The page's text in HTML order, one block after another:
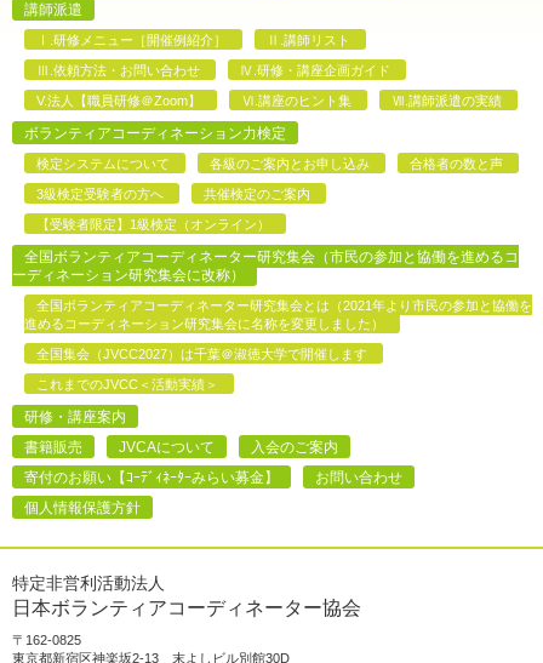
講師派遣
Ⅰ.研修メニュー［開催例紹介］ Ⅱ.講師リスト
Ⅲ.依頼方法・お問い合わせ Ⅳ.研修・講座企画ガイド
V.法人【職員研修＠Zoom】 Ⅵ.講座のヒント集 Ⅶ.講師派遣の実績
ボランティアコーディネーション力検定
検定システムについて 各級のご案内とお申し込み 合格者の数と声
3級検定受験者の方へ 共催検定のご案内
【受験者限定】1級検定（オンライン）
全国ボランティアコーディネーター研究集会（市民の参加と協働を進めるコ
ーディネーション研究集会に改称）
全国ボランティアコーディネーター研究集会とは（2021年より市民の参加と協働を
進めるコーディネーション研究集会に名称を変更しました）
全国集会（JVCC2027）は千葉＠淑徳大学で開催します
これまでのJVCC＜活動実績＞
研修・講座案内
書籍販売
JVCAについて
入会のご案内
寄付のお願い【ｺｰﾃﾞｨﾈｰﾀｰみらい募金】
お問い合わせ
個人情報保護方針
特定非営利活動法人
日本ボランティアコーディネーター協会
〒162-0825
東京都新宿区神楽坂2-13 末よしビル別館30D